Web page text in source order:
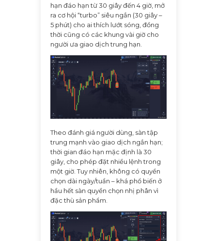
hạn đáo hạn từ 30 giây đến 4 giờ, mở
ra cơ hội “turbo” siêu ngắn (30 giây –
5 phút) cho ai thích lướt sóng, đồng
thời cũng có các khung vài giờ cho
người ưa giao dịch trung hạn.
Theo đánh giá người dùng, sàn tập
trung mạnh vào giao dịch ngắn hạn;
thời gian đáo hạn mặc định là 30
giây, cho phép đặt nhiều lệnh trong
một giờ. Tuy nhiên, không có quyền
chọn dài ngày/tuần – khá phổ biến ở
hầu hết sàn quyền chọn nhị phân vì
đặc thù sản phẩm.